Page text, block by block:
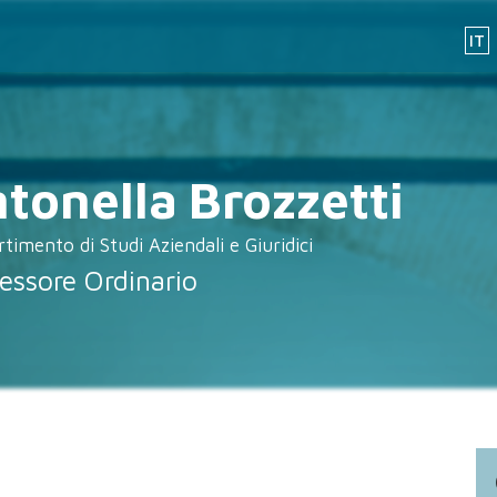
IT
Brozzetti
di Studi Aziendali e Giuridici
Ordinario